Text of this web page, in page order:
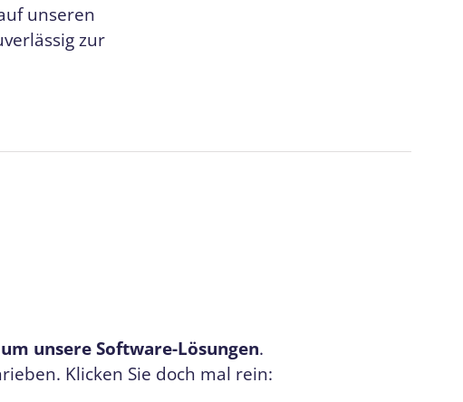
unseren
zur
unsere Software-Lösungen.
Klicken Sie doch mal rein: